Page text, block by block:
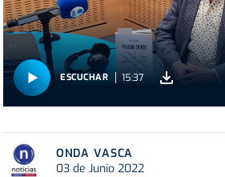
ESCUCHAR 15:37
ONDA VASCA
03 de Junio 2022